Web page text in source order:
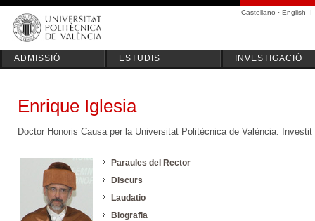
Castellano · English I
ADMISSIÓ ESTUDIS INVESTIGACIÓ
Enrique Iglesia
Doctor Honoris Causa per la Universitat Politècnica de València.
Paraules del Rector
Discurs
Laudatio
Biografia